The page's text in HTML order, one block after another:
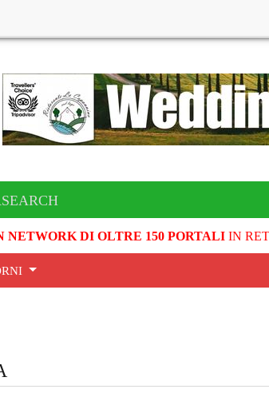
NETWORK DI OLTRE 150 PORTALIIN